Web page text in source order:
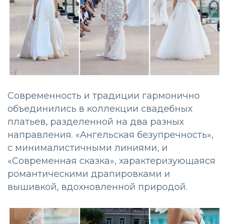
Современность и традиции гармонично
объединились в коллекции свадебных
платьев, разделенной на два разных
направления. «Ангельская безупречность»,
с минималистичными линиями, и
«Современная сказка», характеризующаяся
романтическими драпировками и
вышивкой, вдохновленной природой.